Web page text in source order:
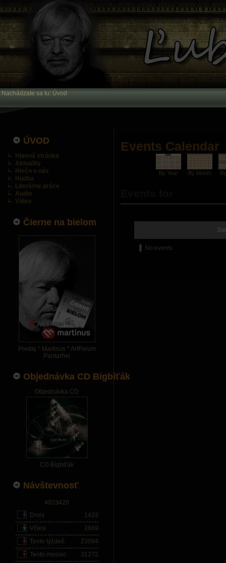
Nachádzate sa tu: Úvod
ÚVOD
Hlavná stránka
Aktuality
Niečo o nás
Hudba
Literárne práce
Audio
Video
Čierne na bielom
Predaj * Martinus * ArtForum
Pantarhei
Objednávka CD Bigbíťák
Objednávka CD
CD Bigbíťák
Návštevnosť
4923420
Dnes
1433
Včera
2669
Tento týždeň
23094
Tento mesiac
31272
Events Calendar
By Year By Month
No events